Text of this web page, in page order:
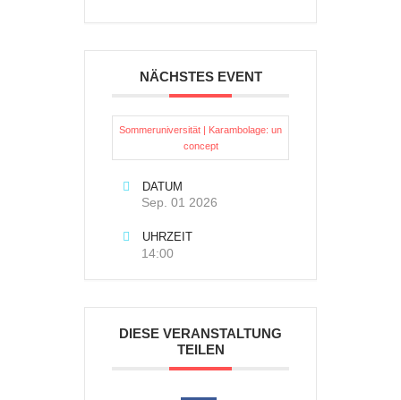
NÄCHSTES EVENT
Sommeruniversität | Karambolage: un
concept
DATUM
Sep. 01 2026
UHRZEIT
14:00
DIESE VERANSTALTUNG
TEILEN